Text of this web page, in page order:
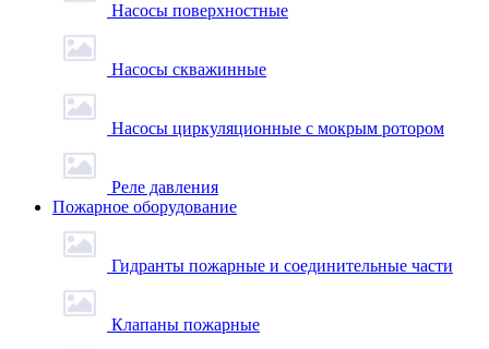
Насосы поверхностные
Насосы скважинные
Насосы циркуляционные с мокрым ротором
Реле давления
Пожарное оборудование
Гидранты пожарные и соединительные части
Клапаны пожарные